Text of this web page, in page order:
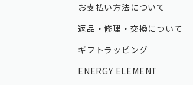
お支払い方法について
返品・修理・交換について
ギフトラッピング
ENERGY ELEMENT